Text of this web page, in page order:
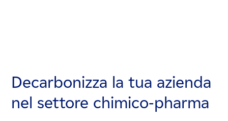
Decarbonizza la tua azienda
nel settore chimico-pharma
Decarbonizza la tua azienda
nel settore chimico-pharma
Decarbonizza la tua azienda
nel settore chimico-pharma